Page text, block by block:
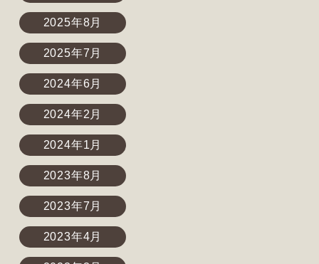
2025年8月
2025年7月
2024年6月
2024年2月
2024年1月
2023年8月
2023年7月
2023年4月